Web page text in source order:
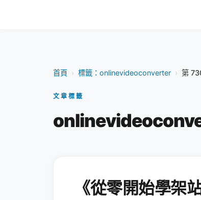
首頁 › 標籤：onlinevideoconverter › 第
文章標籤
《從零開始學架